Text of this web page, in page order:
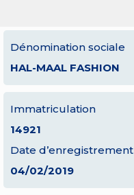
Dénomination sociale
HAL-MAAL FASHION
Immatriculation
14921
Date d’enregistrement
04/02/2019